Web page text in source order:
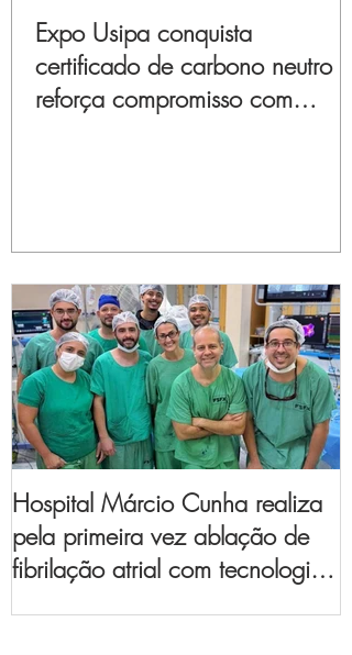
Expo Usipa conquista
certificado de carbono neutro e
reforça compromisso com
Hospital Márcio Cunha realiza
pela primeira vez ablação de
fibrilação atrial com tecnologia